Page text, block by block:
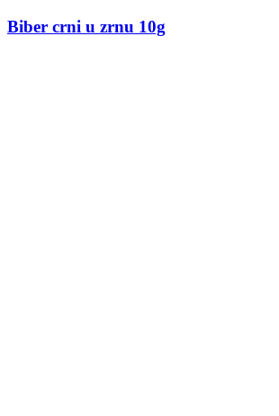
Biber crni u zrnu 10g